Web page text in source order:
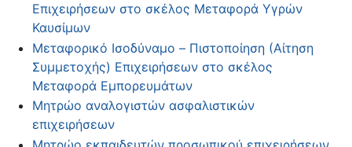
Επιχειρήσεων στο σκέλος Μεταφορά Υγρών
Καυσίμων
Μεταφορικό Ισοδύναμο – Πιστοποίηση (Αίτηση
Συμμετοχής) Επιχειρήσεων στο σκέλος
Μεταφορά Εμπορευμάτων
Μητρώο αναλογιστών ασφαλιστικών
επιχειρήσεων